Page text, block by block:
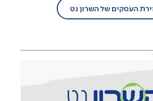
העסקים של השרון נט